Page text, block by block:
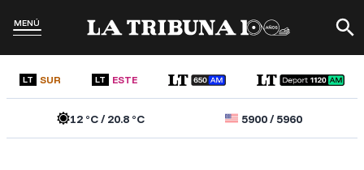
MENÚ
LT SUR LT ESTE
12 °C /20.8 °C 5900/5960